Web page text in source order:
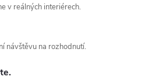
v reálných interiérech.
návštěvu na rozhodnutí.